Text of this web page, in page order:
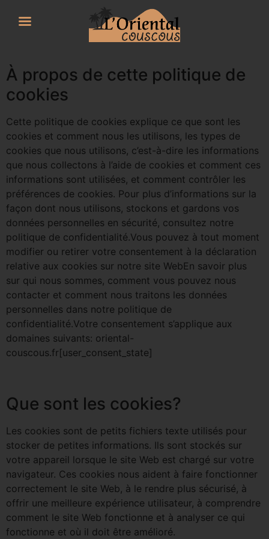
À propos de cette politique de
cookies
Cette politique de cookies explique ce que sont les
cookies et comment nous les utilisons, les types de
cookies que nous utilisons, c’est-à-dire les informations
que nous collectons à l’aide de cookies et comment ces
informations sont utilisées, et comment contrôler les
préférences de cookies. Pour plus d’informations sur la
façon dont nous utilisons, stockons et gardons vos
données personnelles en sécurité, consultez notre
politique de confidentialité.Vous pouvez à tout moment
modifier ou retirer votre consentement à la déclaration
relative aux cookies sur notre site WebEn savoir plus
sur qui nous sommes, comment vous pouvez nous
contacter et comment nous traitons les données
personnelles dans notre politique de
confidentialité.Votre consentement s’applique aux
domaines suivants: oriental-
couscous.fr[user_consent_state]
Que sont les cookies?
Les cookies sont de petits fichiers texte utilisés pour
stocker de petites informations. Ils sont stockés sur
votre appareil lorsque le site Web est chargé sur votre
navigateur. Ces cookies nous aident à faire fonctionner
correctement le site Web, à le rendre plus sécurisé, à
offrir une meilleure expérience utilisateur, à comprendre
comment le site Web fonctionne et à analyser ce qui
fonctionne et où il doit être amélioré.